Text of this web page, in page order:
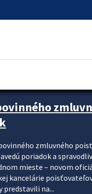
zmluvného
poriadok a
mieste – novom
kancelárie
predstavili na...